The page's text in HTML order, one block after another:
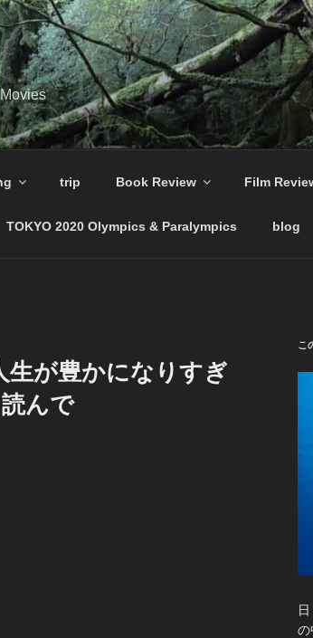
trip Book Review Film
TOKYO 2020 Olympics & Paralympics blog
生が豊かになりすぎ
んで
こ
の